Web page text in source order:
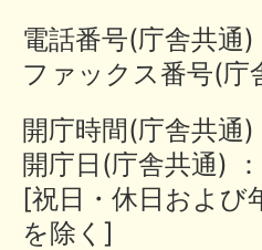
電話番号(庁舎共
ファックス番号(
開庁時間(庁舎共通
開庁日(庁舎共通)
[祝日・休日および
を除く]